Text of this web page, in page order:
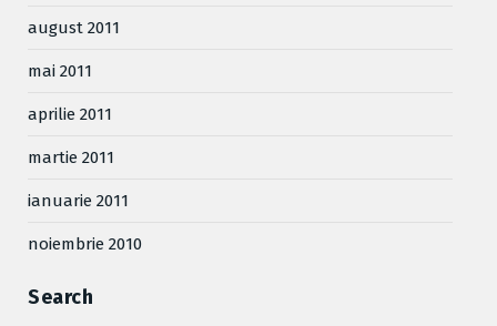
august 2011
mai 2011
aprilie 2011
martie 2011
ianuarie 2011
noiembrie 2010
Search